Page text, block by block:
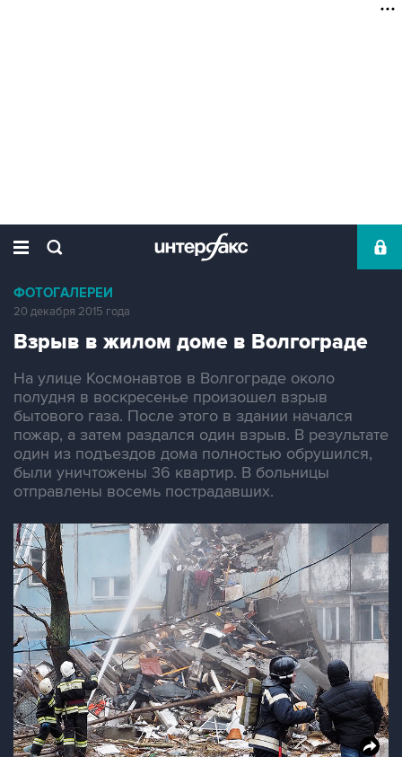
ФОТОГАЛЕРЕИ
20 декабря 2015 года
Взрыв в жилом доме в Волгограде
На улице Космонавтов в Волгограде около
полудня в воскресенье произошел взрыв
бытового газа. После этого в здании начался
пожар, а затем раздался один взрыв. В результате
один из подъездов дома полностью обрушился,
были уничтожены 36 квартир. В больницы
отправлены восемь пострадавших.